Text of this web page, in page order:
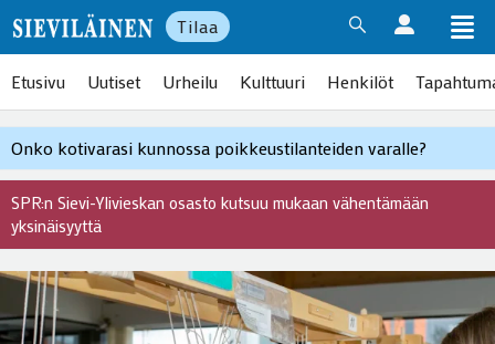
Tilaa
Etusivu Uutiset Urheilu Kulttuuri Henkilöt
Onko kotivarasi kunnossa poikkeustilanteiden varalle?
SPR:n Sievi-Ylivieskan osasto kutsuu mukaan vähentämään
yksinäisyyttä